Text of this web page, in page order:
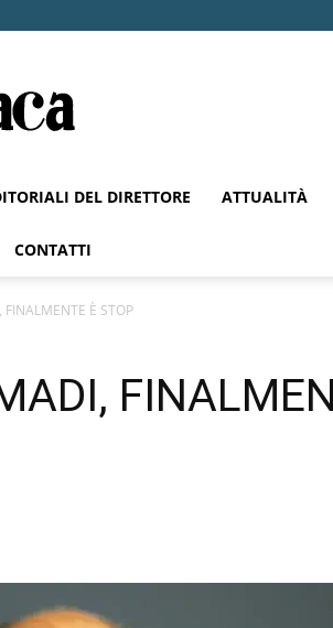
DEL DIRETTORE ATTUALITÀ
CONTATTI
È STOP